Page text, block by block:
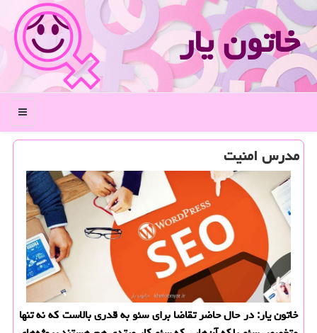
خاتون یار
منو
مدرس امنیت
خاتون یار: در حال حاضر تقاضا برای سئو به قدری بالاست كه نه تنها